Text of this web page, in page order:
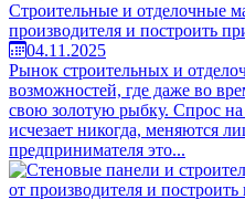
Строительные и отделочные
производителя и построить
04.11.2025
Рынок строительных и
возможностей, где даже во
свою золотую рыбку. Спрос на
исчезает никогда, меняются
предпринимателя это...